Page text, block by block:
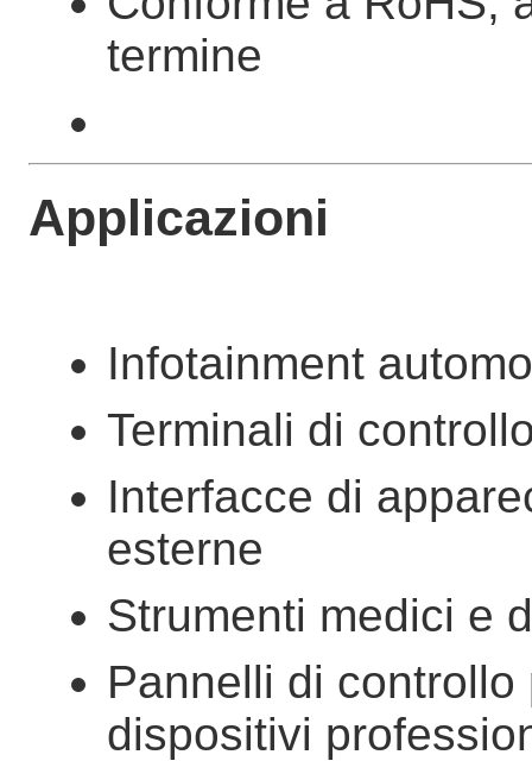
termine
Applicazioni
Infotainment
Terminali di
Interfacce di
esterne
Strumenti medici e
Pannelli di
dispositivi